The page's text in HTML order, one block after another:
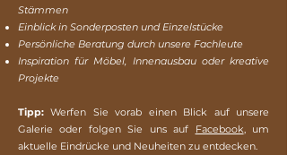
Stämmen
Einblick in Sonderposten und Einzelstücke
Persönliche Beratung durch unsere Fachleute
Inspiration für Möbel, Innenausbau oder kreative
Projekte
Tipp:Werfen Sie vorab einen Blick auf unsere
Galerie oder folgen Sie uns auf
Facebook, um
aktuelle Eindrücke und Neuheiten zu entdecken.